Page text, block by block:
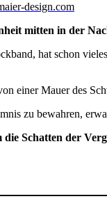
design.com
mitten in der
hat schon
einer Mauer des
zu bewahren,
Schatten der